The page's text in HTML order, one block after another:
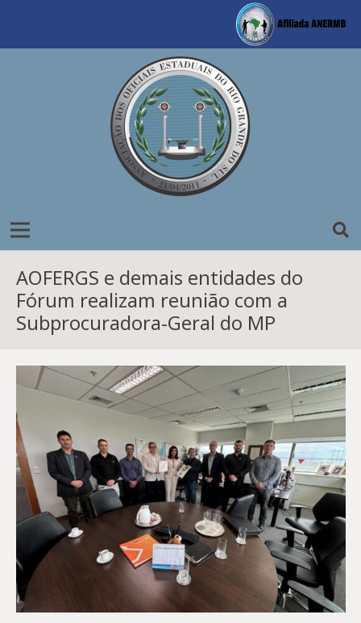
AOFERGS e demais entidades do
Fórum realizam reunião com a
Subprocuradora-Geral do MP